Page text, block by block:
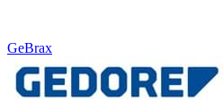
GeBrax